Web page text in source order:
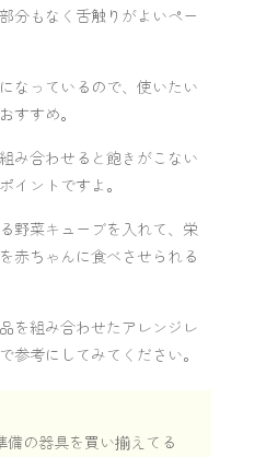
分もなく舌触りがよいペー
なっているので、使いたい
すすめ。
み合わせると飽きがこない
イントですよ。
野菜キューブを入れて、栄
赤ちゃんに食べさせられる
を組み合わせたアレンジレ
参考にしてみてください。
備の器具を買い揃えてる